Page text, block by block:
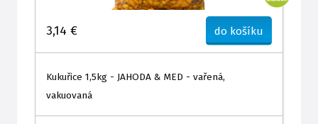
3,14 € do košíku
Kukuřice 1,5kg - JAHODA & MED - vařená,
vakuovaná